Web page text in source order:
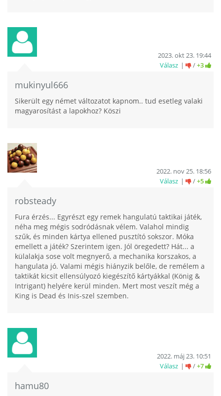
mukinyul666
2023. okt 23. 19:44
Válasz
/+3
Sikerült egy német változatot kapnom.. tud esetleg valaki
magyarosítást a lapokhoz? Köszi
robsteady
2022. nov 25. 18:56
Válasz
/+5
Fura érzés... Egyrészt egy remek hangulatú taktikai játék,
néha meg mégis sodródásnak vélem. Valahol mindig
szűk, és minden kártya ellened pusztító sokszor. Móka
emellett a játék? Szerintem igen. Jól öregedett? Hát... a
külalakja sose volt megnyerő, a mechanika korszakos, a
hangulata jó. Valami mégis hiányzik belőle, de remélem a
taktikát kicsit ellensúlyozó kiegészítő kártyákkal (König &
Intrigant) helyére kerül minden. Mert most veszít még a
King is Dead és Inis-szel szemben.
hamu80
2022. máj 23. 10:51
Válasz
/+7